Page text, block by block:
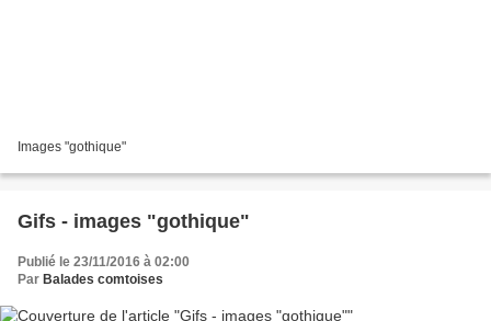
Images "gothique"
Gifs - images "gothique"
Publié le 23/11/2016 à 02:00
Par Balades comtoises